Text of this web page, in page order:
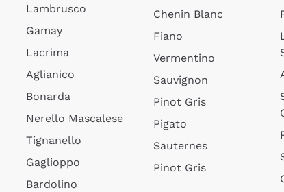
Lambrusco
Gamay
Lacrima
Aglianico
Bonarda
Nerello Mascalese
Tignanello
Gaglioppo
Bardolino
Chenin Blanc
Fiano
Vermentino
Sauvignon
Pinot Gris
Pigato
Sauternes
Pinot Gris